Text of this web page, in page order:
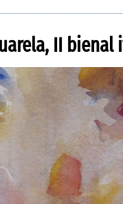
II bienal